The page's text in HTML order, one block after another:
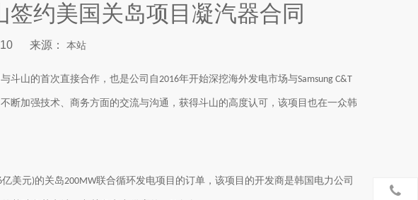
约美国关岛项目凝汽器合同
10 来源： 本站
斗山的首次直接合作，也是公司自2016年开始深挖海外发电市场与Samsung C&T
断加强技术、商务方面的交流与沟通，获得斗山的高度认可，该项目也在一众韩
亿美元)的关岛200MW联合循环发电项目的订单，该项目的开发商是韩国电力公司